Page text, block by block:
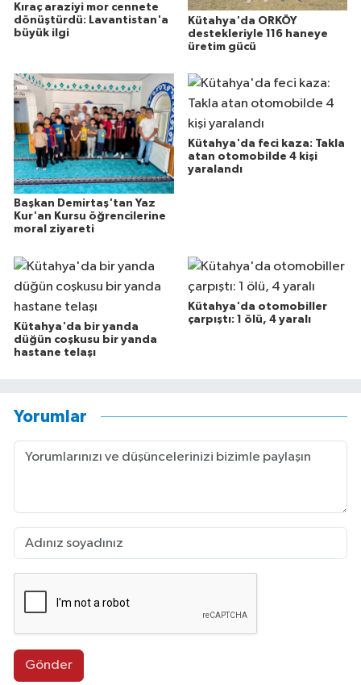
Kıraç araziyi mor cennete
dönüştürdü: Lavantistan'a
büyük ilgi
Kütahya'da ORKÖY
destekleriyle 116 haneye
üretim gücü
Başkan Demirtaş'tan Yaz
Kur'an Kursu öğrencilerine
moral ziyareti
Kütahya'da feci kaza: Takla
atan otomobilde 4 kişi
yaralandı
Kütahya'da bir yanda
düğün coşkusu bir yanda
hastane telaşı
Kütahya'da otomobiller
çarpıştı: 1 ölü, 4 yaralı
Yorumlar
Gönder